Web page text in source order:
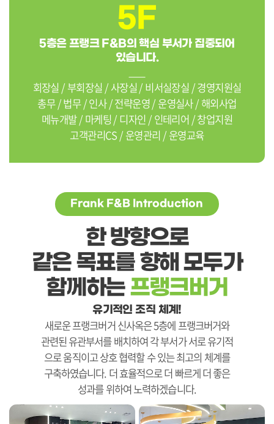
5F
5층은 프랭크 F&B의 핵심 부서가 집중되어
있습니다.
회장실 / 부회장실 / 사장실 / 비서실장실 / 경영지원실
총무 / 법무 / 인사 / 전략운영 / 운영실사 / 해외사업
메뉴개발 / 마케팅 / 디자인 / 인테리어 / 창업지원
고객관리CS / 운영관리 / 운영교육
Frank F&B Introduction
한 방향으로
같은 목표를 향해 모두가
함께하는프랭크버거
유기적인 조직 체계!
새로운 프랭크버거 신사옥은 5층에 프랭크버거와
관련된 유관부서를 배치하여 각 부서가 서로 유기적
으로 움직이고 상호 협력할 수 있는 최고의 체계를
구축하였습니다. 더 효율적으로 더 빠르게 더 좋은
성과를 위하여 노력하겠습니다.